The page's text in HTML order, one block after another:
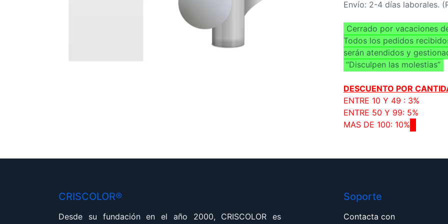
Envío: 2-4 días laborales.
Cerrado por vacaciones
Todos los pedidos
serán atendidos y
“Disculpen las molestias”
DESCUENTO POR
ENTRE 10 Y 49 : 3%
ENTRE 50 Y 99: 5%
MAS DE 100: 10%
CRISCOLOR®
Desde su fundación en el año 2000, CRISCOLOR es
Soporte
Contacta con